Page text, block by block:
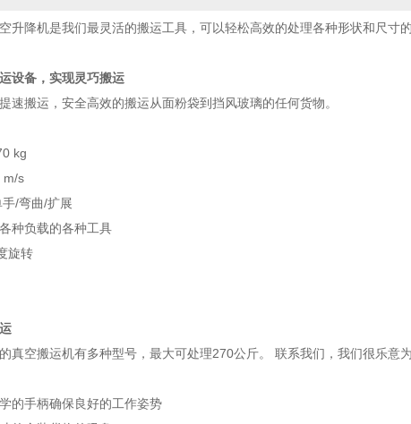
升降机是我们最灵活的搬运工具，可以轻松高效的处理各种形状和尺寸
设备，实现灵巧搬运
速搬运，安全高效的搬运从面粉袋到挡风玻璃的任何货物。
kg
m/s
/弯曲/扩展
种负载的各种工具
旋转
真空搬运机有多种型号，最大可处理270公斤。 联系我们，我们很乐意
的手柄确保良好的工作姿势